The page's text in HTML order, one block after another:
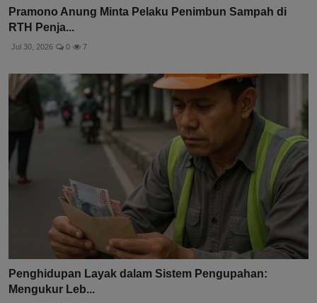
Pramono Anung Minta Pelaku Penimbun Sampah di
RTH Penja...
Jul 30, 2026 0 7
Penghidupan Layak dalam Sistem Pengupahan:
Mengukur Leb...